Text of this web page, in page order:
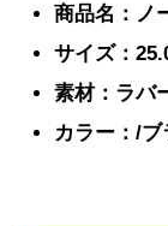
商品名：ノ
サイズ：
素材：ラバ
カラー：/